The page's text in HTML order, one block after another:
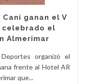
ganan el V
celebrado el
Almerimar
organizó el
frente al Hotel AR
que...